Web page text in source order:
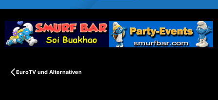
EuroTV und Alternativen